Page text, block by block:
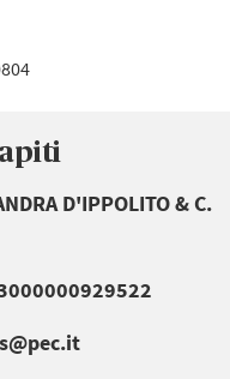
D'IPPOLITO & C.